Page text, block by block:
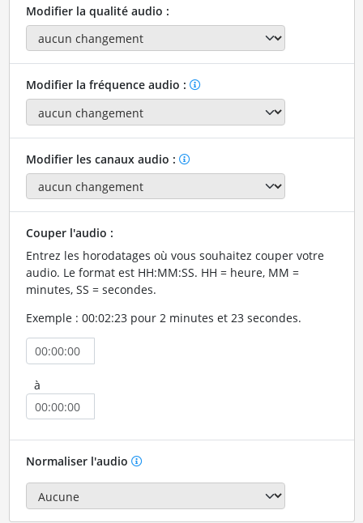
Modifier la qualité audio :
Modifier la fréquence audio :
Modifier les canaux audio :
Couper l'audio :
Entrez les horodatages où vous souhaitez couper votre
audio. Le format est HH:MM:SS. HH = heure, MM =
minutes, SS = secondes.
Exemple : 00:02:23 pour 2 minutes et 23 secondes.
à
Normaliser l'audio